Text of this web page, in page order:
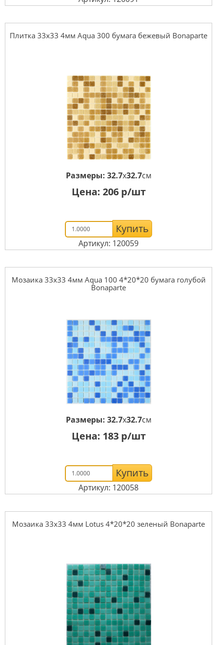
Плитка 33x33 4мм Aqua 300 бумага бежевый Bonaparte
Размеры: 32.7x32.7см
Цена: 206р/шт
Купить
Артикул: 120059
Мозаика 33x33 4мм Aqua 100 4*20*20 бумага голубой
Bonaparte
Размеры: 32.7x32.7см
Цена: 183р/шт
Купить
Артикул: 120058
Мозаика 33x33 4мм Lotus 4*20*20 зеленый Bonaparte